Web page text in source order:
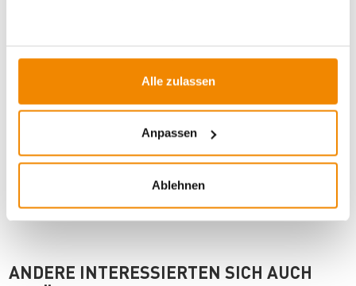
Alle zulassen
Anpassen
Ablehnen
Artikeldatenblatt drucken Frage zum Artikel
Dieses Produkt finden Sie unter:
ANDERE INTERESSIERTEN SICH AUCH